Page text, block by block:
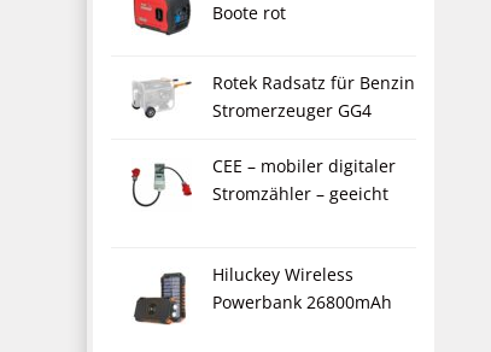
Boote rot
Rotek Radsatz für Benzin
Stromerzeuger GG4
CEE – mobiler digitaler
Stromzähler – geeicht
Hiluckey Wireless
Powerbank 26800mAh